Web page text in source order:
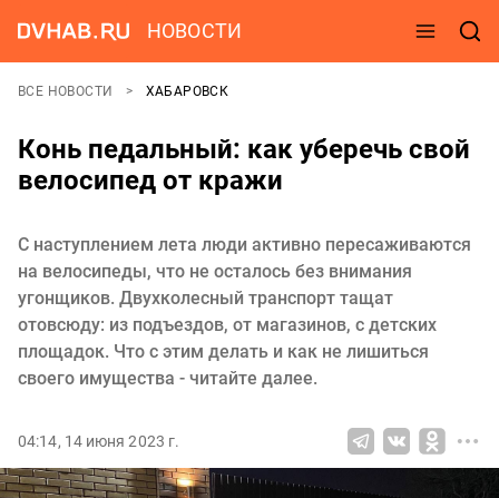
НОВОСТИ
ВСЕ НОВОСТИ ХАБАРОВСК
Конь педальный: как уберечь свой
велосипед от кражи
С наступлением лета люди активно пересаживаются
на велосипеды, что не осталось без внимания
угонщиков. Двухколесный транспорт тащат
отовсюду: из подъездов, от магазинов, с детских
площадок. Что с этим делать и как не лишиться
своего имущества - читайте далее.
04:14, 14 июня 2023 г.